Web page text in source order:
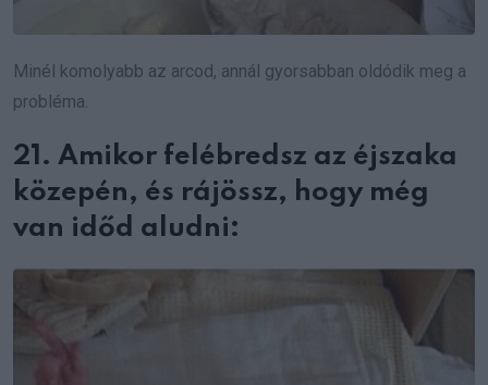
Minél komolyabb az arcod, annál gyorsabban oldódik meg a
probléma.
21. Amikor felébredsz az éjszaka
közepén, és rájössz, hogy még
van időd aludni: